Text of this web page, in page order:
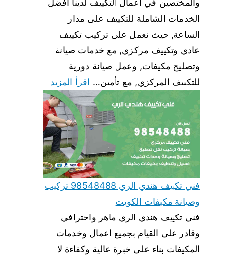
والمختصين في اعمال التكييف لدينا أفضل
الخدمات الشاملة للتكييف على مدار
الساعة, حيث نعمل على تركيب تكييف
عادي وتكييف مركزي, مع خدمات صيانة
وتصليح مكيفات, وعمل صيانة دورية
للتكييف المركزي, مع تأمين… اقرأ المزيد
فني تكييف هندي الري 98548488 تركيب
وصيانة مكيفات الكويت
فني تكييف هندي الري ماهر واحترافي
وقادر على القيام بجميع اعمال وخدمات
المكيفات بناء على خبرة عالية وكفاءة لا